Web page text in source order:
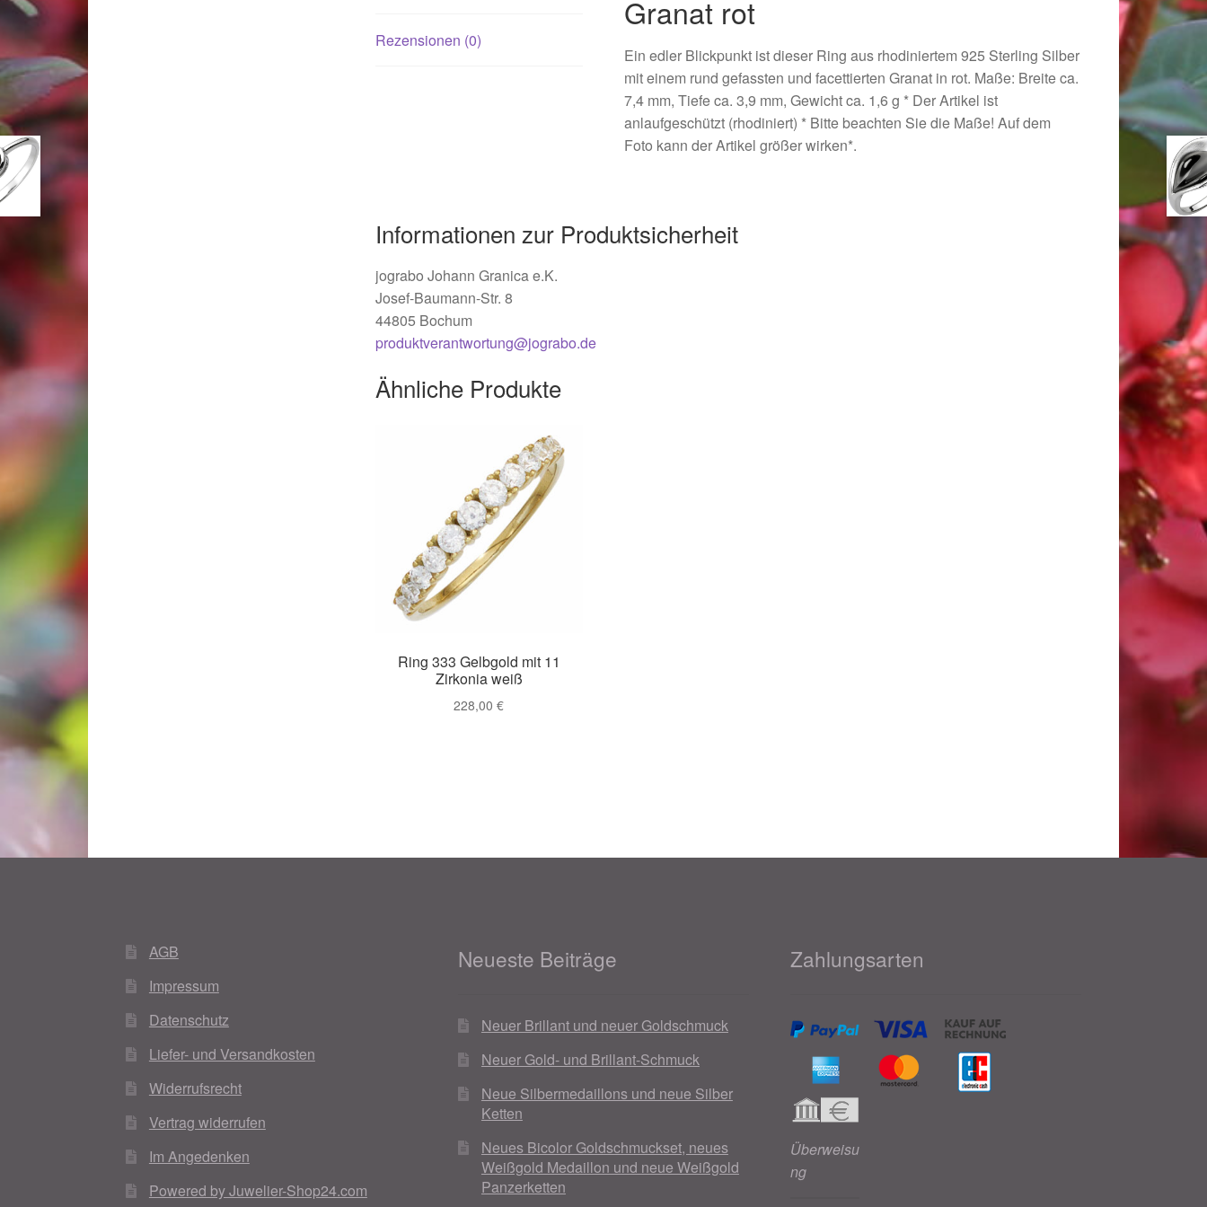
Rezensionen (0)
Granat rot
Ein edler Blickpunkt ist dieser Ring aus rhodiniertem 925 Sterling Silber
mit einem rund gefassten und facettierten Granat in rot. Maße: Breite ca.
7,4 mm, Tiefe ca. 3,9 mm, Gewicht ca. 1,6 g * Der Artikel ist
anlaufgeschützt (rhodiniert) * Bitte beachten Sie die Maße! Auf dem
Foto kann der Artikel größer wirken*.
Informationen zur Produktsicherheit
jograbo Johann Granica e.K.
Josef-Baumann-Str. 8
44805 Bochum
produktverantwortung@jograbo.de
Ähnliche Produkte
Ring 333 Gelbgold mit 11
Zirkonia weiß
228,00€
AGB
Impressum
Datenschutz
Liefer- und Versandkosten
Widerrufsrecht
Vertrag widerrufen
Im Angedenken
Powered by Juwelier-Shop24.com
Neueste Beiträge
Neuer Brillant und neuer Goldschmuck
Neuer Gold- und Brillant-Schmuck
Neue Silbermedaillons und neue Silber
Ketten
Neues Bicolor Goldschmuckset, neues
Weißgold Medaillon und neue Weißgold
Panzerketten
Zahlungsarten
Überweisu
ng